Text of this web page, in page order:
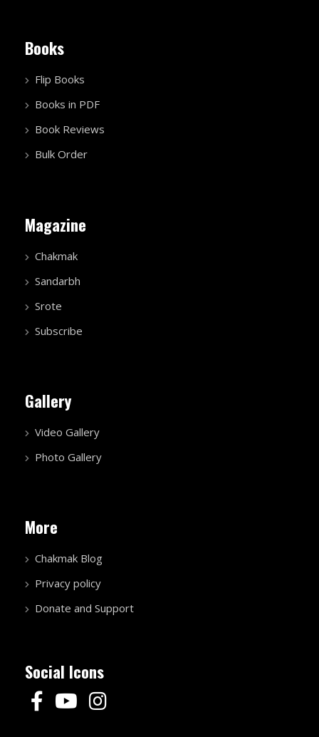
Books
Flip Books
Books in PDF
Book Reviews
Bulk Order
Magazine
Chakmak
Sandarbh
Srote
Subscribe
Gallery
Video Gallery
Photo Gallery
More
Chakmak Blog
Privacy policy
Donate and Support
Social Icons